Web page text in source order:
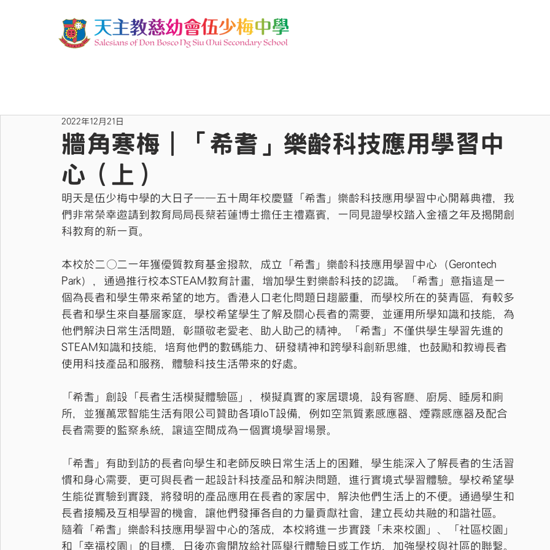
牆角寒梅｜「希耆」樂齡科技應用學習中
心（上）
2022年12月21日
明天是伍少梅中學的大日子——五十周年校慶暨「希耆」樂齡科技應用學習中心開幕典禮，我
們非常榮幸邀請到教育局局長蔡若蓮博士擔任主禮嘉賓，一同見證學校踏入金禧之年及揭開創
科教育的新一頁。
本校於二○二一年獲優質教育基金撥款，成立「希耆」樂齡科技應用學習中心（Gerontech
Park），通過推行校本STEAM教育計畫，增加學生對樂齡科技的認識。「希耆」意指這是一
個為長者和學生帶來希望的地方。香港人口老化問題日趨嚴重，而學校所在的葵青區，有較多
長者和學生來自基層家庭，學校希望學生了解及關心長者的需要，並運用所學知識和技能，為
他們解決日常生活問題，彰顯敬老愛老、助人助己的精神。「希耆」不僅供學生學習先進的
STEAM知識和技能，培育他們的數碼能力、研發精神和跨學科創新思維，也鼓勵和教導長者
使用科技產品和服務，體驗科技生活帶來的好處。
「希耆」創設「長者生活模擬體驗區」，模擬真實的家居環境，設有客廳、廚房、睡房和廁
所，並獲萬眾智能生活有限公司贊助各項IoT設備，例如空氣質素感應器、煙霧感應器及配合
長者需要的監察系統，讓這空間成為一個實境學習場景。
「希耆」有助到訪的長者向學生和老師反映日常生活上的困難，學生能深入了解長者的生活習
慣和身心需要，更可與長者一起設計科技產品和解決問題，進行實境式學習體驗。學校希望學
生能從實驗到實踐，將發明的產品應用在長者的家居中，解決他們生活上的不便。通過學生和
長者接觸及互相學習的機會，讓他們發揮各自的力量貢獻社會，建立長幼共融的和諧社區。
隨着「希耆」樂齡科技應用學習中心的落成，本校將進一步實踐「未來校園」、「社區校園」
和「幸福校園」的目標，日後亦會開放給社區舉行體驗日或工作坊，加強學校與社區的聯繫。